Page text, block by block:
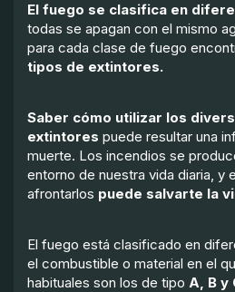
El fuego se clasifica en
todas se apagan con el mismo
para cada clase de fuego
tipos de extintores.
Saber cómo utilizar los
extintores puede resultar una
muerte. Los incendios se
entorno de nuestra vida diaria, y
afrontarlos puede salvarte la
El fuego está clasificado en
el combustible o material en el
habituales son los de tipo A, B y